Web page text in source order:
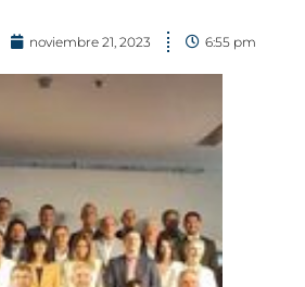
noviembre 21, 2023 6:55 pm